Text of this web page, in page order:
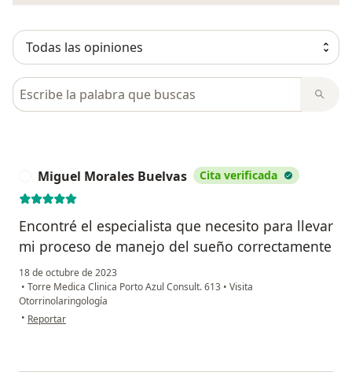
Busca en opiniones
Miguel Morales Buelvas Cita verificada
Encontré el especialista que necesito para llevar
mi proceso de manejo del sueño correctamente
18 de octubre de 2023
• Torre Medica Clinica Porto Azul Consult. 613 • Visita
Otorrinolaringología
• en opinión del usuario Miguel Morales Buelvas
Reportar